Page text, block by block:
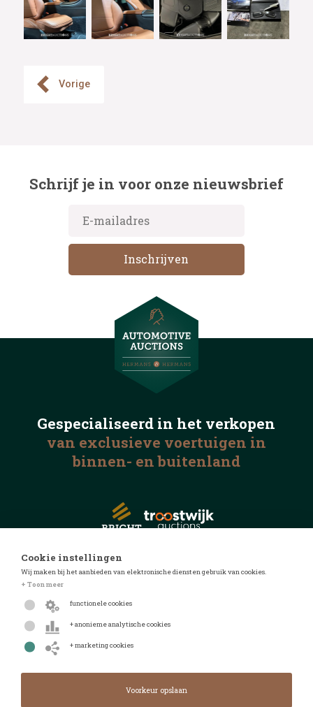
Vorige
Schrijf je in voor onze nieuwsbrief
Gespecialiseerd in het verkopen
van exclusieve voertuigen in
binnen- en buitenland
© 2026 Automotive Auctions
Cookie instellingen
Wij maken bij het aanbieden van elektronische diensten gebruik van cookies.
+ Toon meer
functionele cookies
+ anonieme analytische cookies
+ marketing cookies